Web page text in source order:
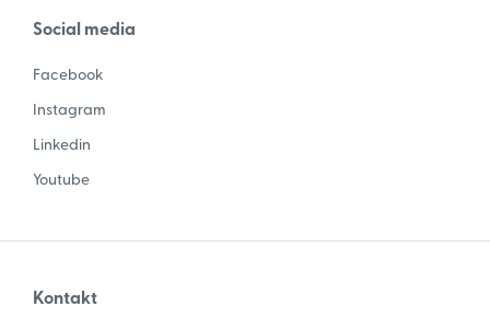
Social media
Facebook
Instagram
Linkedin
Youtube
Kontakt